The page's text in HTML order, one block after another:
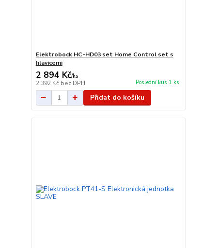
Elektrobock HC-HD03 set Home Control set s
hlavicemi
2 894 Kč/ks
2 392 Kč bez DPH Poslední kus 1 ks
Přidat do košíku